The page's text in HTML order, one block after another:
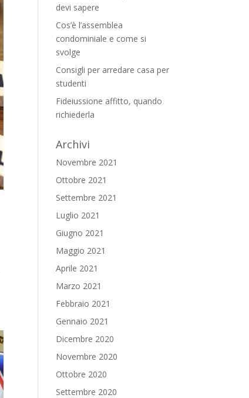
devi sapere
Cos’è l’assemblea
condominiale e come si
svolge
Consigli per arredare casa per
studenti
Fideiussione affitto, quando
richiederla
Archivi
Novembre 2021
Ottobre 2021
Settembre 2021
Luglio 2021
Giugno 2021
Maggio 2021
Aprile 2021
Marzo 2021
Febbraio 2021
Gennaio 2021
Dicembre 2020
Novembre 2020
Ottobre 2020
Settembre 2020